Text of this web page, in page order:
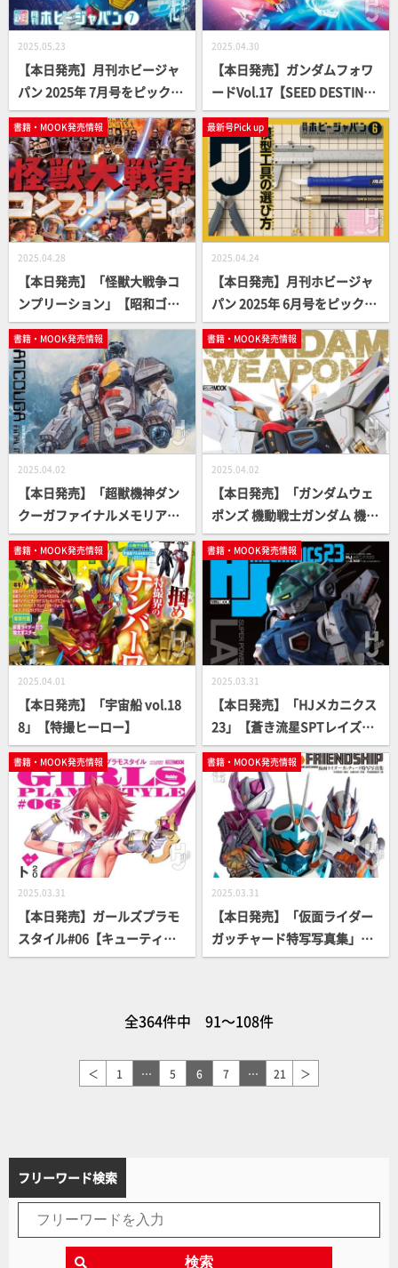
2025.05.23
【本日発売】月刊ホビージャ
パン 2025年 7月号をピックア
ップ！
2025.04.30
【本日発売】ガンダムフォワ
ードVol.17【SEED DESTIN
Y】
書籍・MOOK発売情報
2025.04.28
【本日発売】「怪獣大戦争コ
ンプリーション」【昭和ゴジ
ラ】
最新号Pick up
2025.04.24
【本日発売】月刊ホビージャ
パン 2025年 6月号をピックア
ップ！
書籍・MOOK発売情報
2025.04.02
【本日発売】「超獣機神ダン
クーガファイナルメモリア
ル」【40周年記念】
書籍・MOOK発売情報
2025.04.02
【本日発売】「ガンダムウェ
ポンズ 機動戦士ガンダム 機動
戦士ガンダムSEED FREEDOM
編」【ガンダムMOOK】
書籍・MOOK発売情報
2025.04.01
【本日発売】「宇宙船 vol.18
8」【特撮ヒーロー】
書籍・MOOK発売情報
2025.03.31
【本日発売】「HJメカニクス
23」【蒼き流星SPTレイズナ
ー】
書籍・MOOK発売情報
2025.03.31
【本日発売】ガールズプラモ
スタイル#06【キューティー
ハニーNova】
書籍・MOOK発売情報
2025.03.31
【本日発売】「仮面ライダー
ガッチャード特写写真集」
【仮面ライダー】
全364件中 91～108件
＜ 1 … 5 6 7 … 21 ＞
フリーワード検索
検索